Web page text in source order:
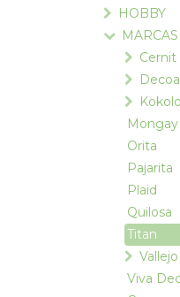
HOBBY
MARCAS
Cernit
Mongay
Orita
Pajarita
Plaid
Quilosa
Titan
Vallejo
Viva